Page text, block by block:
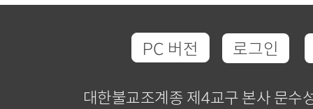
PC 버전 로그인
대한불교조계종 제4교구 본사 문수